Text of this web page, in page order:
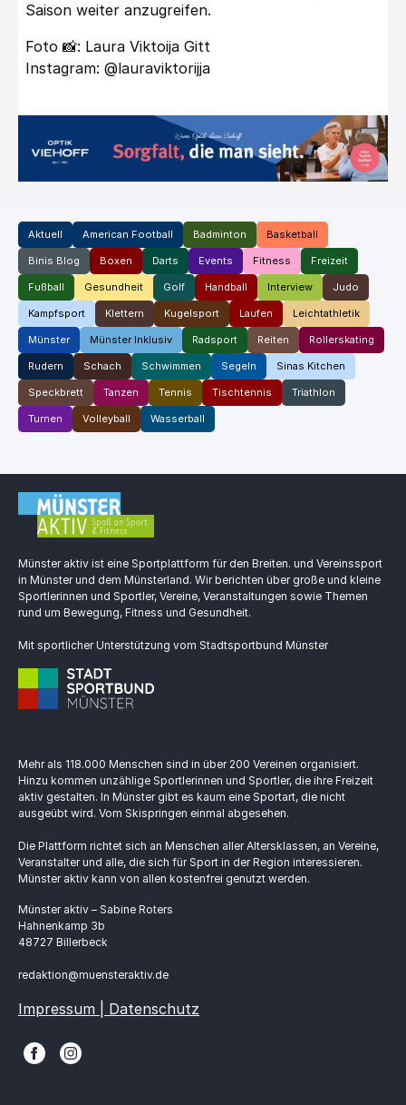
Saison weiter anzugreifen.
Foto 📸: Laura Viktoija Gitt
Instagram: @lauraviktorijja
Aktuell American Football Badminton Basketball
Binis Blog Boxen Darts Events Fitness Freizeit
Fußball Gesundheit Golf Handball Interview Judo
Kampfsport Klettern Kugelsport Laufen Leichtathletik
Münster Münster Inklusiv Radsport Reiten Rollerskating
Rudern Schach Schwimmen Segeln Sinas Kitchen
Speckbrett Tanzen Tennis Tischtennis Triathlon
Turnen Volleyball Wasserball
Münster aktiv ist eine Sportplattform für den Breiten. und Vereinssport
in Münster und dem Münsterland. Wir berichten über große und kleine
Sportlerinnen und Sportler, Vereine, Veranstaltungen sowie Themen
rund um Bewegung, Fitness und Gesundheit.
Mit sportlicher Unterstützung vom Stadtsportbund Münster
Mehr als 118.000 Menschen sind in über 200 Vereinen organisiert.
Hinzu kommen unzählige Sportlerinnen und Sportler, die ihre Freizeit
aktiv gestalten. In Münster gibt es kaum eine Sportart, die nicht
ausgeübt wird. Vom Skispringen einmal abgesehen.
Die Plattform richtet sich an Menschen aller Altersklassen, an Vereine,
Veranstalter und alle, die sich für Sport in der Region interessieren.
Münster aktiv kann von allen kostenfrei genutzt werden.
Münster aktiv – Sabine Roters
Hahnenkamp 3b
48727 Billerbeck
redaktion@muensteraktiv.de
Impressum | Datenschutz